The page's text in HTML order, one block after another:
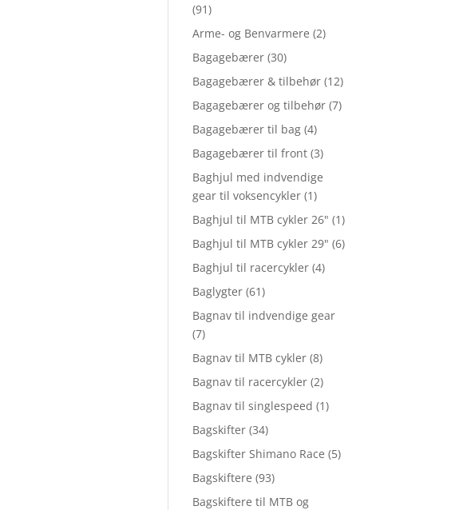
(91)
Arme- og Benvarmere (2)
Bagagebærer (30)
Bagagebærer & tilbehør (12)
Bagagebærer og tilbehør (7)
Bagagebærer til bag (4)
Bagagebærer til front (3)
Baghjul med indvendige
gear til voksencykler (1)
Baghjul til MTB cykler 26" (1)
Baghjul til MTB cykler 29" (6)
Baghjul til racercykler (4)
Baglygter (61)
Bagnav til indvendige gear
(7)
Bagnav til MTB cykler (8)
Bagnav til racercykler (2)
Bagnav til singlespeed (1)
Bagskifter (34)
Bagskifter Shimano Race (5)
Bagskiftere (93)
Bagskiftere til MTB og